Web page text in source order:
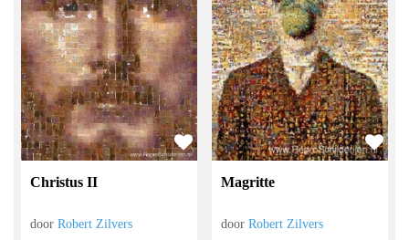
Christus II
doorRobert Zilvers
Magritte
doorRobert Zilvers